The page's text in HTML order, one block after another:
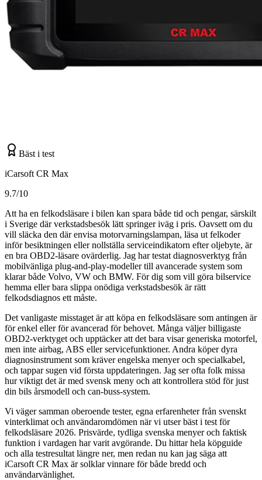
Bäst i test
iCarsoft CR Max
9.7/10
Att ha en felkodsläsare i bilen kan spara både tid och pengar, särskilt
i Sverige där verkstadsbesök lätt springer iväg i pris. Oavsett om du
vill släcka den där envisa motorvarningslampan, läsa ut felkoder
inför besiktningen eller nollställa serviceindikatorn efter oljebyte, är
en bra OBD2-läsare ovärderlig. Jag har testat diagnosverktyg från
mobilvänliga plug-and-play-modeller till avancerade system som
klarar både Volvo, VW och BMW. För dig som vill göra bilservice
hemma eller bara slippa onödiga verkstadsbesök är rätt
felkodsdiagnos ett måste.
Det vanligaste misstaget är att köpa en felkodsläsare som antingen är
för enkel eller för avancerad för behovet. Många väljer billigaste
OBD2-verktyget och upptäcker att det bara visar generiska motorfel,
men inte airbag, ABS eller servicefunktioner. Andra köper dyra
diagnosinstrument som kräver engelska menyer och specialkabel,
och tappar sugen vid första uppdateringen. Jag ser ofta folk missa
hur viktigt det är med svensk meny och att kontrollera stöd för just
din bils årsmodell och can-buss-system.
Vi väger samman oberoende tester, egna erfarenheter från svenskt
vinterklimat och användaromdömen när vi utser bäst i test för
felkodsläsare 2026. Prisvärde, tydliga svenska menyer och faktisk
funktion i vardagen har varit avgörande. Du hittar hela köpguide
och alla testresultat längre ner, men redan nu kan jag säga att
iCarsoft CR Max är solklar vinnare för både bredd och
användarvänlighet.